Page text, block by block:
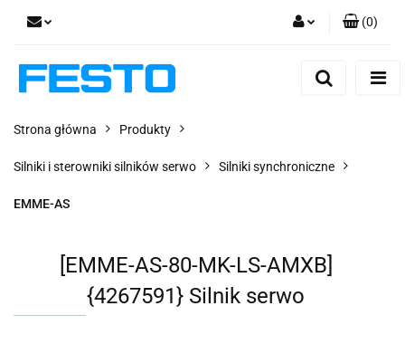
(0)
Strona główna Produkty
Silniki i sterowniki silników serwo Silniki synchroniczne
EMME-AS
[EMME-AS-80-MK-LS-AMXB]
{4267591} Silnik serwo